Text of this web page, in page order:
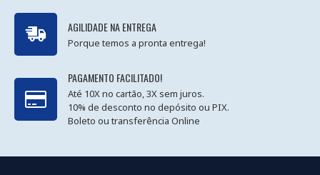
AGILIDADE NA ENTREGA
Porque temos a pronta entrega!
PAGAMENTO FACILITADO!
Até 10X no cartão, 3X sem juros.
10% de desconto no depósito ou PIX.
Boleto ou transferência Online